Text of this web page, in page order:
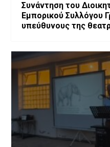
Συνάντηση του
Εμπορικού Συλλόγου
υπεύθυνους της